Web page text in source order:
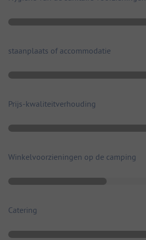
staanplaats of accommodatie
Prijs-kwaliteitverhouding
Winkelvoorzieningen op de camping
Catering